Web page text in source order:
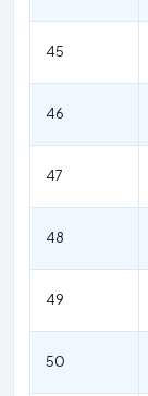
45
46
47
48
49
50